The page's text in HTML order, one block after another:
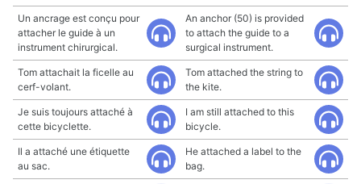
Un ancrage est conçu pour
attacher le guide à un
instrument chirurgical.
An anchor (50) is provided
to attach the guide to a
surgical instrument.
Tom attachait la ficelle au
cerf-volant.
Tom attached the string to
the kite.
Je suis toujours attaché à
cette bicyclette.
I am still attached to this
bicycle.
Il a attaché une étiquette
au sac.
He attached a label to the
bag.